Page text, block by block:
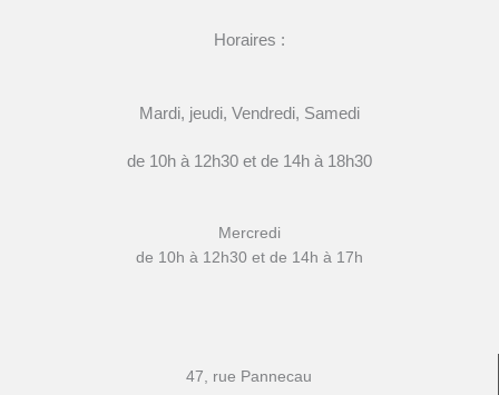
Horaires :
Mardi, jeudi, Vendredi, Samedi
de 10h à 12h30 et de 14h à 18h30
Mercredi
de 10h à 12h30 et de 14h à 17h
47, rue Pannecau